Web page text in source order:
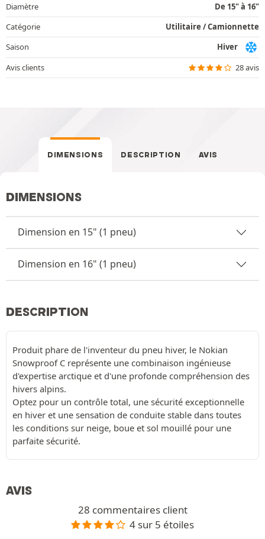
Diamètre
De 15" à 16"
Catégorie
Utilitaire / Camionnette
Saison
Hiver
Avis clients
28 avis
DIMENSIONS DESCRIPTION AVIS
DIMENSIONS
Dimension en 15" (1 pneu)
Dimension en 16" (1 pneu)
DESCRIPTION
Produit phare de l'inventeur du pneu hiver, le Nokian
Snowproof C représente une combinaison ingénieuse
d'expertise arctique et d'une profonde compréhension des
hivers alpins.
Optez pour un contrôle total, une sécurité exceptionnelle
en hiver et une sensation de conduite stable dans toutes
les conditions sur neige, boue et sol mouillé pour une
parfaite sécurité.
AVIS
28 commentaires client
4 sur 5 étoiles